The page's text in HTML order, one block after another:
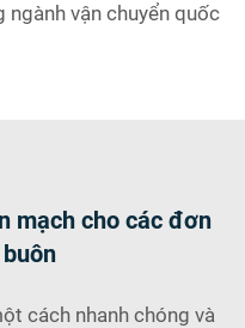
vận chuyển quốc
mạch cho các đơn
cách nhanh chóng và